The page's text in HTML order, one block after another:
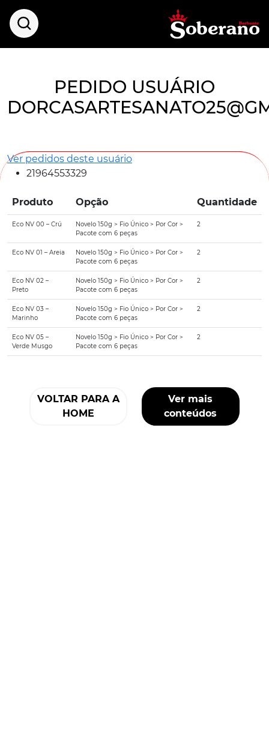
PEDIDO USUÁRIO
Ver pedidos deste usuário
21964553329
Produto Opção Quantidade
Eco NV 00 – Crú
Novelo 150g > Fio Único > Por Cor >
Pacote com 6 peças
2
Eco NV 01 – Areia
Novelo 150g > Fio Único > Por Cor >
Pacote com 6 peças
2
Eco NV 02 –
Preto
Novelo 150g > Fio Único > Por Cor >
Pacote com 6 peças
2
Eco NV 03 –
Marinho
Novelo 150g > Fio Único > Por Cor >
Pacote com 6 peças
2
Eco NV 05 –
Verde Musgo
Novelo 150g > Fio Único > Por Cor >
Pacote com 6 peças
2
VOLTAR PARA A
HOME
Ver mais
conteúdos